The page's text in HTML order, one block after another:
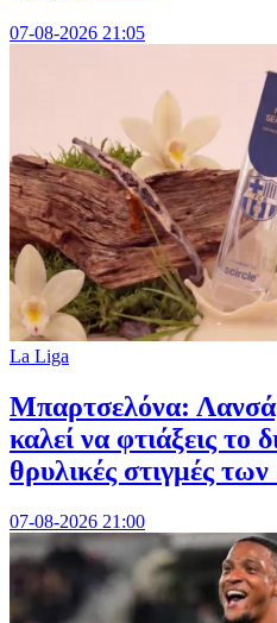
07-08-2026 21:05
La Liga
Μπαρτσελόνα:
καλεί να φτιάξεις το
θρυλικές στιγμές
07-08-2026 21:00